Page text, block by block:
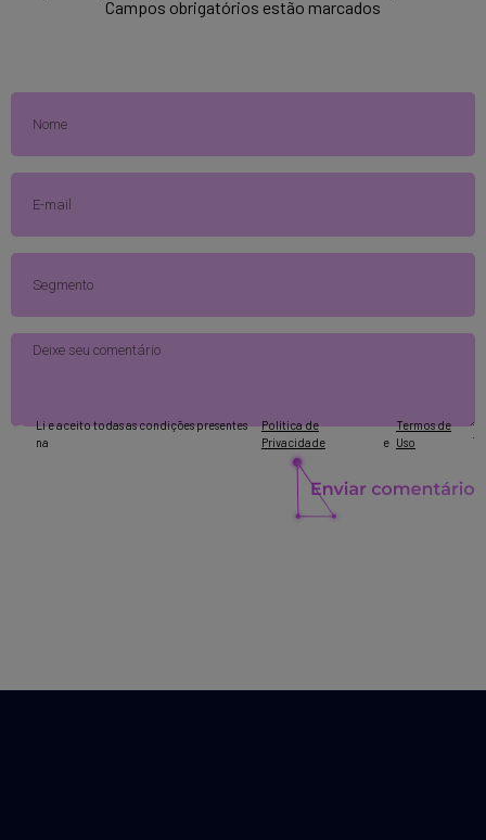
Campos obrigatórios estão marcados
Li e aceito todas as condições presentes
na
Política de
Privacidade
e
Termos de
Uso